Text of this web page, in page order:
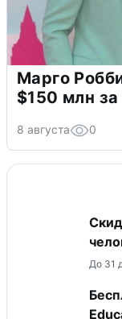
Марго
$150 млн
8 августа 0
До 31